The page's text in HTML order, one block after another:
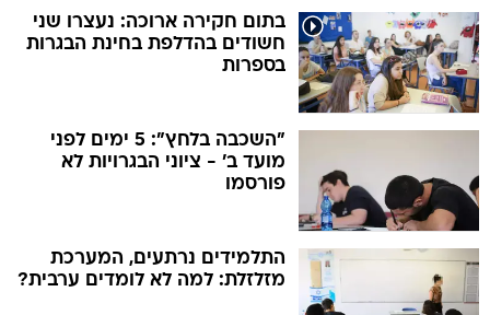
בתום חקירה ארוכה: נעצרו שני
חשודים בהדלפת בחינת הבגרות
בספרות
"השכבה בלחץ": 5 ימים לפני
מועד ב' - ציוני הבגרויות לא
פורסמו
התלמידים נרתעים, המערכת
מזלזלת: למה לא לומדים ערבית?